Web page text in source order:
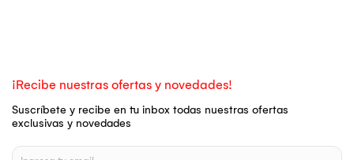
¡Recibe nuestras ofertas y novedades!
Suscríbete y recibe en tu inbox todas nuestras ofertas
exclusivas y novedades